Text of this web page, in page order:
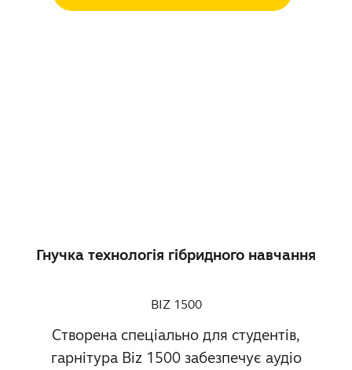
Гнучка технологія гібридного навчання
BIZ 1500
Створена спеціально для студентів,
гарнітура Biz 1500 забезпечує аудіо